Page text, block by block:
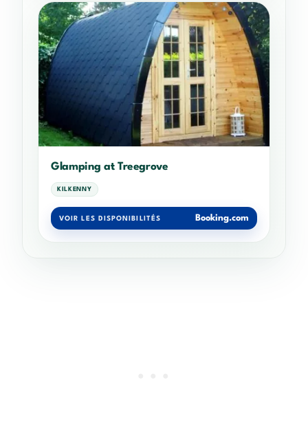
Glamping at Treegrove
KILKENNY
VOIR LES DISPONIBILITÉS Booking.com